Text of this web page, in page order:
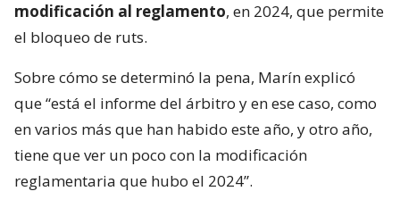
modificación al reglamento, en 2024, que permite
el bloqueo de ruts.
Sobre cómo se determinó la pena, Marín explicó
que “está el informe del árbitro y en ese caso, como
en varios más que han habido este año, y otro año,
tiene que ver un poco con la modificación
reglamentaria que hubo el 2024”.